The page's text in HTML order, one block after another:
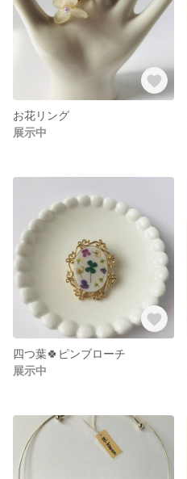
お花リング
展示中
四つ葉🍀ピンブローチ
展示中